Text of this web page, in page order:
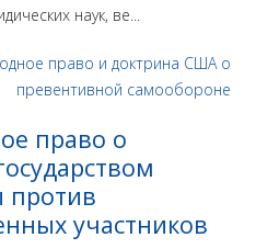
наук, ве...
право о
против
участников